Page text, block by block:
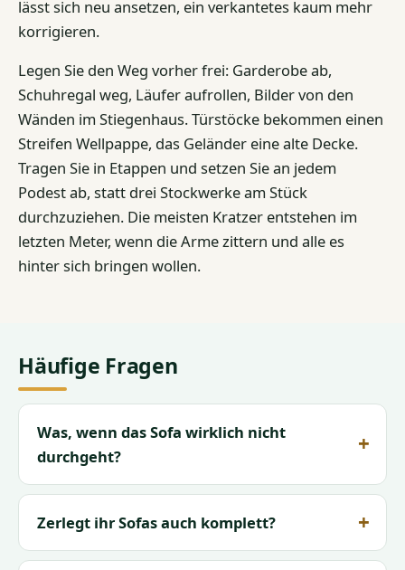
lässt sich neu ansetzen, ein verkantetes kaum mehr
korrigieren.
Legen Sie den Weg vorher frei: Garderobe ab,
Schuhregal weg, Läufer aufrollen, Bilder von den
Wänden im Stiegenhaus. Türstöcke bekommen einen
Streifen Wellpappe, das Geländer eine alte Decke.
Tragen Sie in Etappen und setzen Sie an jedem
Podest ab, statt drei Stockwerke am Stück
durchzuziehen. Die meisten Kratzer entstehen im
letzten Meter, wenn die Arme zittern und alle es
hinter sich bringen wollen.
Häufige Fragen
Was, wenn das Sofa wirklich nicht
durchgeht?
Zerlegt ihr Sofas auch komplett?